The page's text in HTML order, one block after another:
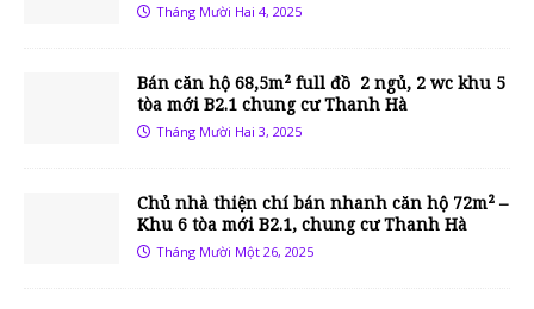
Tháng Mười Hai 4, 2025
Bán căn hộ 68,5m² full đồ 2 ngủ, 2 wc khu 5
tòa mới B2.1 chung cư Thanh Hà
Tháng Mười Hai 3, 2025
Chủ nhà thiện chí bán nhanh căn hộ 72m² –
Khu 6 tòa mới B2.1, chung cư Thanh Hà
Tháng Mười Một 26, 2025